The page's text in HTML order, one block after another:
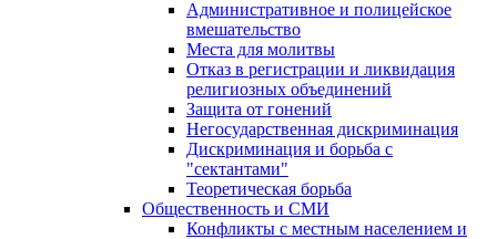
Административное и полицейское
вмешательство
Места для молитвы
Отказ в регистрации и ликвидация
религиозных объединений
Защита от гонений
Негосударственная дискриминация
Дискриминация и борьба с
"сектантами"
Теоретическая борьба
Общественность и СМИ
Конфликты с местным населением и